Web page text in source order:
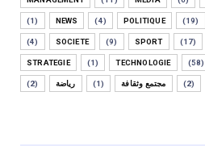
(1) NEWS (4) POLITIQUE (19)
(4) SOCIETE (9) SPORT (17)
STRATEGIE (1) TECHNOLOGIE (58)
(2) رياضة (1) مجتمع وثقافة (2)